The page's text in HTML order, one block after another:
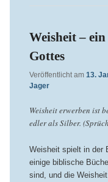
Weisheit –
Gottes
Veröffentlicht am 13.
Jager
Weisheit erwerben ist
edler als Silber.
Weisheit spielt in der
einige biblische
sind, und die